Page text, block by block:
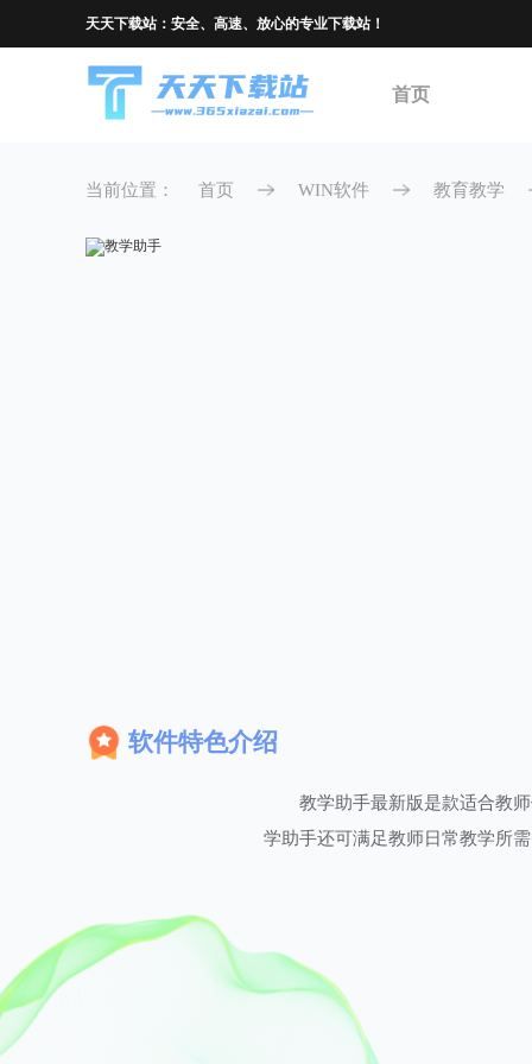
天天下载站：安全、高速、放心的专业下载站！
首页
当前位置： 首页 WIN软件 教育教学
软件特色介绍
教学助手最新版是款适合教
学助手还可满足教师日常教学所